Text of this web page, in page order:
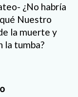
¿No habría
Nuestro
la muerte y
la tumba?